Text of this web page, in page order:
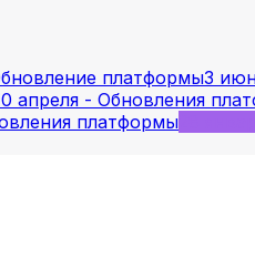
платформы3
апреля - Обновления
платформы